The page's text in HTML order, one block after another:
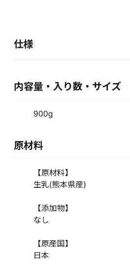
仕様
内容量・入り数・サイズ
900g
原材料
【原材料】
生乳(熊本県産)
【添加物】
なし
【原産国】
日本